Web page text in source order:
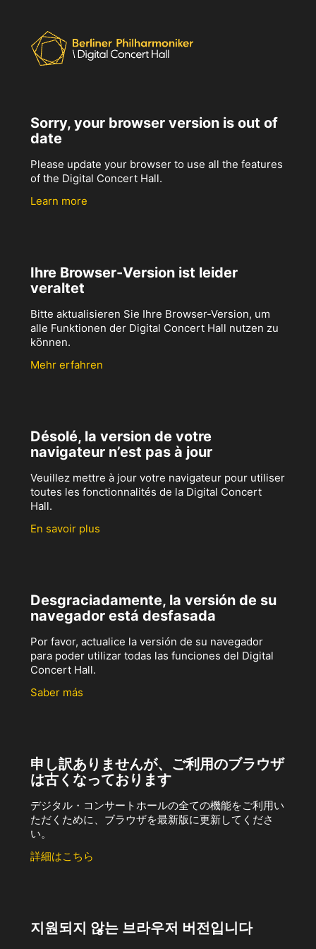
Sorry, your browser version is out of
date
Please update your browser to use all the features
of the Digital Concert Hall.
Learn more
Ihre Browser-Version ist leider
veraltet
Bitte aktualisieren Sie Ihre Browser-Version, um
alle Funktionen der Digital Concert Hall nutzen zu
können.
Mehr erfahren
Désolé, la version de votre
navigateur n’est pas à jour
Veuillez mettre à jour votre navigateur pour utiliser
toutes les fonctionnalités de la Digital Concert
Hall.
En savoir plus
Desgraciadamente, la versión de su
navegador está desfasada
Por favor, actualice la versión de su navegador
para poder utilizar todas las funciones del Digital
Concert Hall.
Saber más
申し訳ありませんが、ご利用のブラウザ
は古くなっております
デジタル・コンサートホールの全ての機能をご利用い
ただくために、ブラウザを最新版に更新してくださ
い。
詳細はこちら
지원되지 않는 브라우저 버전입니다